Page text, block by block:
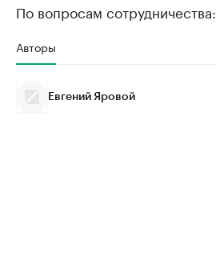
По вопросам сотрудничества:
Авторы
Евгений Яровой